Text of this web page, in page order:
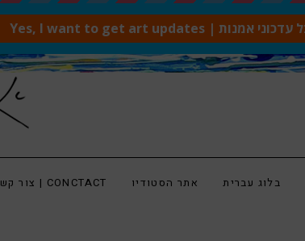
צור קשר | CONCTACT אתר הסטודיו בלוג עברית